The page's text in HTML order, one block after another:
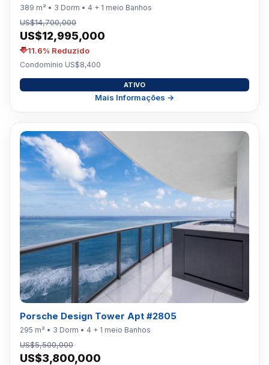
389 m² • 3 Dorm • 4 + 1 meio Banhos
US$14,700,000
US$12,995,000
11.6% Reduzido
Condomínio US$8,400
ATIVO
Mais Informações →
Porsche Design Tower Apt #2805
295 m² • 3 Dorm • 4 + 1 meio Banhos
US$5,500,000
US$3,800,000